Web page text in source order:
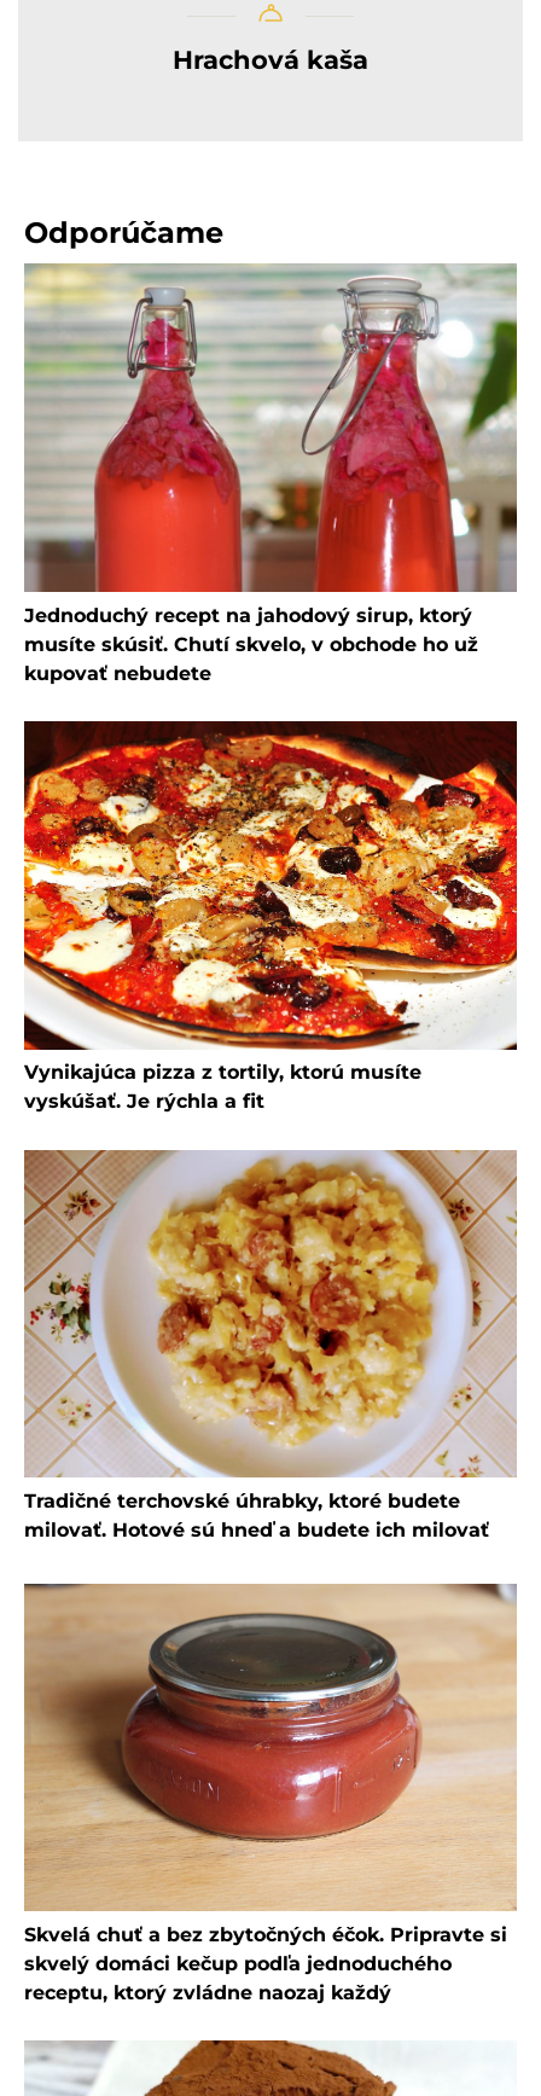
Hrachová kaša
Odporúčame
Jednoduchý recept na jahodový sirup, ktorý
musíte skúsiť. Chutí skvelo, v obchode ho už
kupovať nebudete
Vynikajúca pizza z tortily, ktorú musíte
vyskúšať. Je rýchla a fit
Tradičné terchovské úhrabky, ktoré budete
milovať. Hotové sú hneď a budete ich milovať
Skvelá chuť a bez zbytočných éčok. Pripravte si
skvelý domáci kečup podľa jednoduchého
receptu, ktorý zvládne naozaj každý